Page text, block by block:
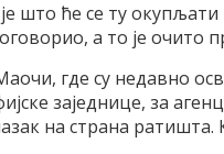
што ће се ту
а то је очито
где су недавно
заједнице, за
на страна